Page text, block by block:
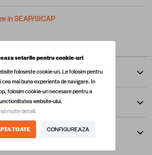
in SEAP/SICAP
setarile pentru cookie-uri
foloseste cookie-uri. Le folosim pentru
cea mai buna experienta de navigare. In
folosim cookie-uri necesare pentru a
website-ului.
multe detalii.
TOATE CONFIGUREAZA